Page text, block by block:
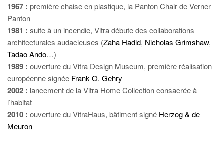
1967 : première chaise en plastique, la Panton Chair de Verner
Panton
1981 : suite à un incendie, Vitra débute des collaborations
architecturales audacieuses (Zaha Hadid, Nicholas Grimshaw,
Tadao Ando…)
1989 : ouverture du Vitra Design Museum, première réalisation
européenne signée Frank O. Gehry
2002 : lancement de la Vitra Home Collection consacrée à
l’habitat
2010 : ouverture du VitraHaus, bâtiment signé Herzog & de
Meuron